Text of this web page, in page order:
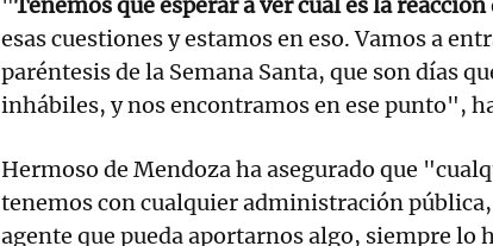
esas cuestiones y estamos en eso. Vamos a
paréntesis de la Semana Santa, que son días
inhábiles, y nos encontramos en ese punto",
Hermoso de Mendoza ha asegurado que
tenemos con cualquier administración
agente que pueda aportarnos algo, siempre lo